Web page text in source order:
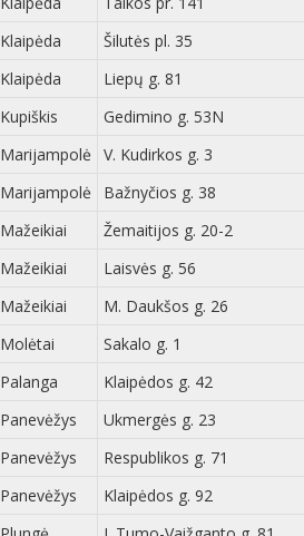
Klaipėda
Šilutės pl. 35
Klaipėda
Liepų g. 81
Kupiškis
Gedimino g. 53N
Marijampolė
V. Kudirkos g. 3
Marijampolė
Bažnyčios g. 38
Mažeikiai
Žemaitijos g. 20-2
Mažeikiai
Laisvės g. 56
Mažeikiai
M. Daukšos g. 26
Molėtai
Sakalo g. 1
Palanga
Klaipėdos g. 42
Panevėžys
Ukmergės g. 23
Panevėžys
Respublikos g. 71
Panevėžys
Klaipėdos g. 92